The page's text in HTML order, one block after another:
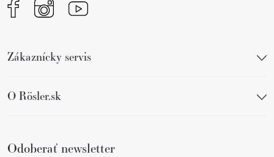
Zákaznícky servis
O Rösler.sk
Odoberať newsletter